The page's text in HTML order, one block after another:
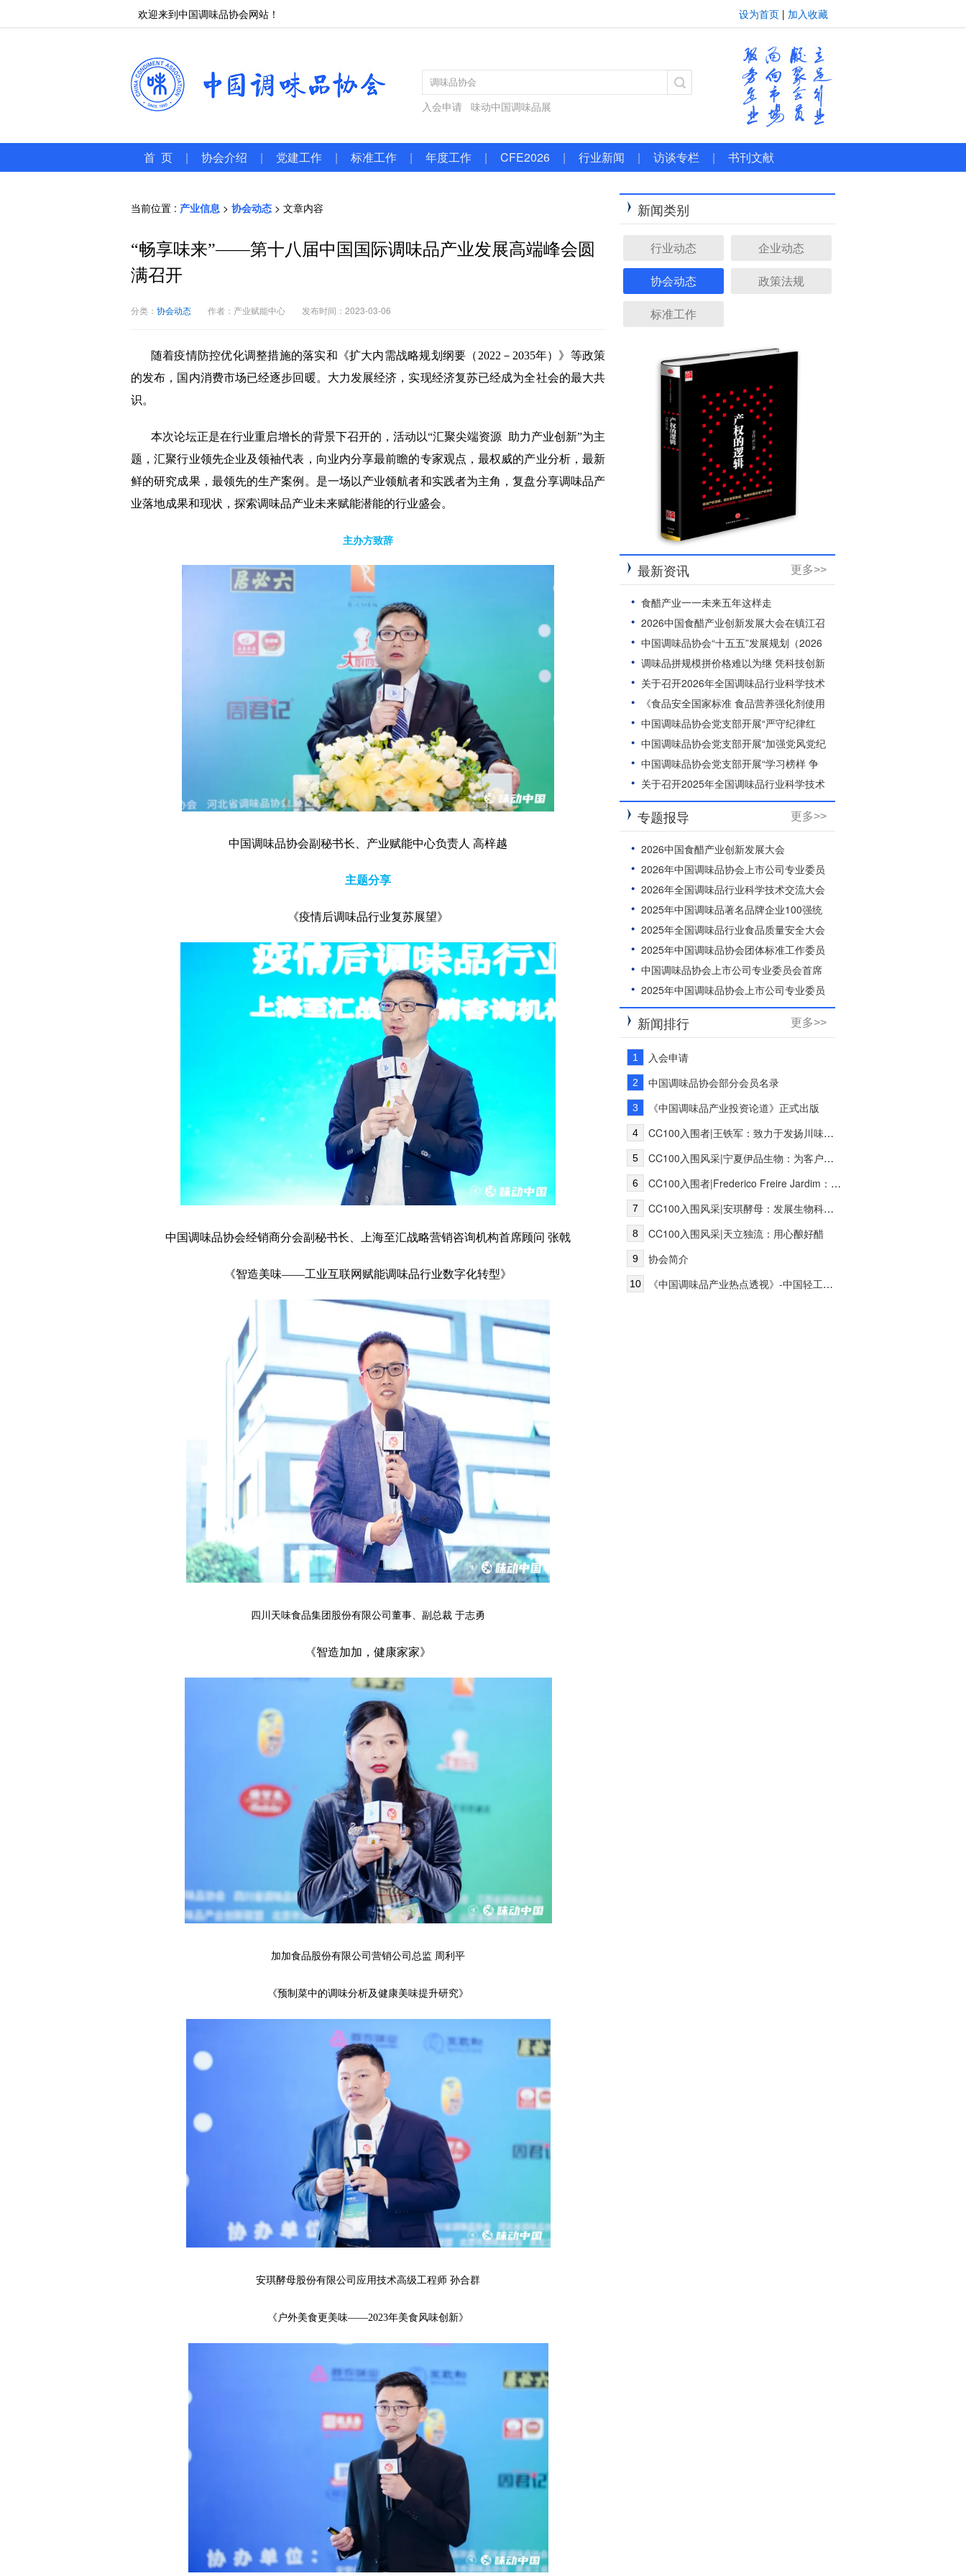
欢迎来到中国调味品协会网站！ 设为首页 | 加入收藏
入会申请 味动中国调味品展
首 页 | 协会介绍 | 党建工作 | 标准工作 | 年度工作 | CFE2026 | 行业新闻 | 访谈专栏 | 书刊文献
当前位置 : 产业信息 > 协会动态 > 文章内容
“畅享味来”——第十八届中国国际调味品产业发展高端峰会圆
满召开
分类： 协会动态 作者：产业赋能中心 发布时间：2023-03-06
随着疫情防控优化调整措施的落实和《扩大内需战略规划纲要（2022－2035年）》等政策
的发布，国内消费市场已经逐步回暖。大力发展经济，实现经济复苏已经成为全社会的最大共
识。
本次论坛正是在行业重启增长的背景下召开的，活动以“汇聚尖端资源 助力产业创新”为主
题，汇聚行业领先企业及领袖代表，向业内分享最前瞻的专家观点，最权威的产业分析，最新
鲜的研究成果，最领先的生产案例。是一场以产业领航者和实践者为主角，复盘分享调味品产
业落地成果和现状，探索调味品产业未来赋能潜能的行业盛会。
主办方致辞
中国调味品协会副秘书长、产业赋能中心负责人 高梓越
主题分享
《疫情后调味品行业复苏展望》
中国调味品协会经销商分会副秘书长、上海至汇战略营销咨询机构首席顾问 张戟
《智造美味——工业互联网赋能调味品行业数字化转型》
四川天味食品集团股份有限公司董事、副总裁 于志勇
《智造加加，健康家家》
加加食品股份有限公司营销公司总监 周利平
《预制菜中的调味分析及健康美味提升研究》
安琪酵母股份有限公司应用技术高级工程师 孙合群
《户外美食更美味——2023年美食风味创新》
新闻类别
行业动态
企业动态
协会动态
政策法规
标准工作
更多>>
最新资讯
食醋产业一一未来五年这样走
2026中国食醋产业创新发展大会在镇江召
开
中国调味品协会“十五五”发展规划（2026
—2030年）
调味品拼规模拼价格难以为继 凭科技创新
破“内卷”，守烟火本味树个性
关于召开2026年全国调味品行业科学技术
交流大会的通知
《食品安全国家标准 食品营养强化剂使用
标准》等30项食品安全国家标准正在征求
意见
中国调味品协会党支部开展“严守纪律红
线，弘扬清风正气”主题党日活动
中国调味品协会党支部开展“加强党风党纪
教育”主题党课活动
中国调味品协会党支部开展“学习榜样 争
当先进”主题党日活动
关于召开2025年全国调味品行业科学技术
交流大会的通知
更多>>
专题报导
2026中国食醋产业创新发展大会
2026年中国调味品协会上市公司专业委员
会年会
2026年全国调味品行业科学技术交流大会
2025年中国调味品著名品牌企业100强统
计活动
2025年全国调味品行业食品质量安全大会
2025年中国调味品协会团体标准工作委员
会年会
中国调味品协会上市公司专业委员会首席
研究员
2025年中国调味品协会上市公司专业委员
会年会
更多>>
新闻排行
1 入会申请
2 中国调味品协会部分会员名录
3 《中国调味品产业投资论道》正式出版
4 CC100入围者|王铁军：致力于发扬川味文化“新川味.潮出味”，打造新希望调味品产业生态链
5 CC100入围风采|宁夏伊品生物：为客户创造价值，提供多种组合的食品营养成分解决方案服务
6 CC100入围者|Frederico Freire Jardim：让全球更多消费者快乐
7 CC100入围风采|安琪酵母：发展生物科技，创新健康生活
8 CC100入围风采|天立独流：用心酿好醋
9 协会简介
10 《中国调味品产业热点透视》-中国轻工业出版社